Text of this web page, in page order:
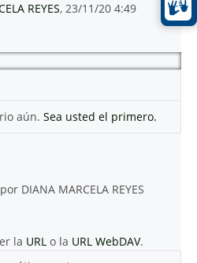
REYES, 23/11/20 4:49
aún. Sea usted el primero.
DIANA MARCELA REYES
la URL o la URL WebDAV.